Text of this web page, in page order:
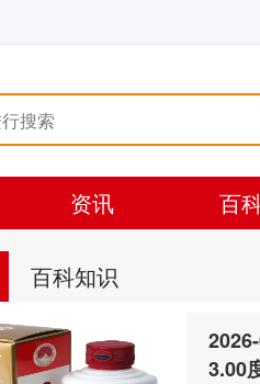
资讯 百
百科知识
3.00